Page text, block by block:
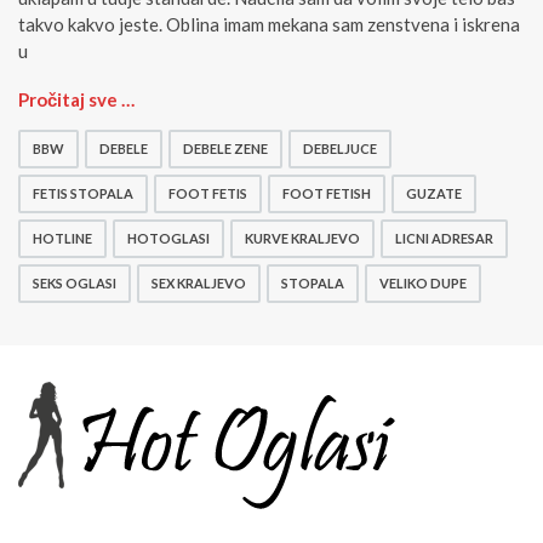
takvo kakvo jeste. Oblina imam mekana sam zenstvena i iskrena
u
S
s
s
o
n
Pročitaj sve …
BBW DEBELE DEBELE ZENE DEBELJUCE
FETIS STOPALA FOOT FETIS FOOT FETISH GUZATE
HOTLINE HOTOGLASI KURVE KRALJEVO LICNI ADRESAR
SEKS OGLASI SEX KRALJEVO STOPALA VELIKO DUPE